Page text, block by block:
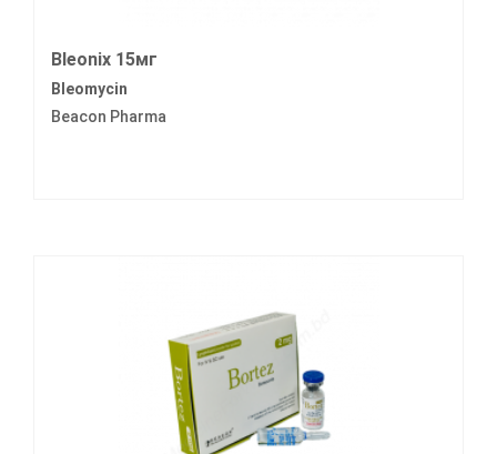
Bleonix 15мг
Bleomycin
Beacon Pharma